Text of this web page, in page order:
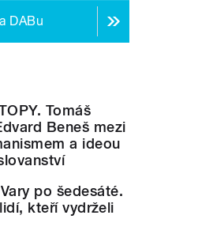
DABu
Tomáš
Beneš mezi
a ideou
po šedesáté.
kteří vydrželi